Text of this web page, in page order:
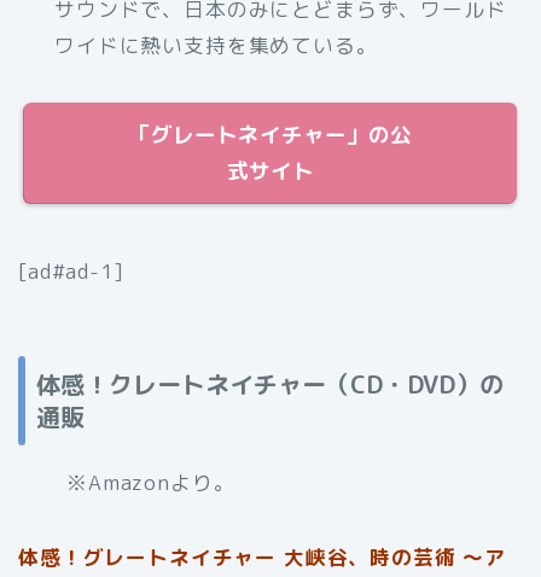
サウンドで、日本のみにとどまらず、ワールド
ワイドに熱い支持を集めている。
「グレートネイチャー」の公
式サイト
[ad#ad-1]
体感！クレートネイチャー（CD・DVD）の
通販
※Amazonより。
体感！グレートネイチャー 大峡谷、時の芸術 〜ア